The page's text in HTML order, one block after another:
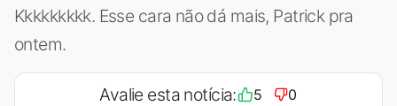
Kkkkkkkkk. Esse cara não dá mais, Patrick pra
ontem.
Avalie esta notícia: 5 0